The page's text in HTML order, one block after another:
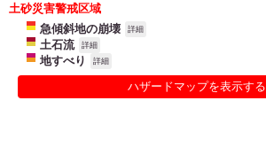
土砂災害警戒区域
急傾斜地の崩壊
詳細
土石流 詳細
地すべり 詳細
ハザードマップを表示する